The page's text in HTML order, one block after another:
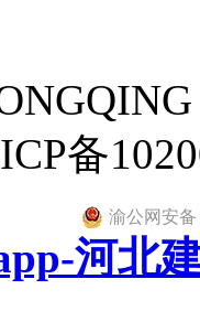
备
渝公网安备
河北